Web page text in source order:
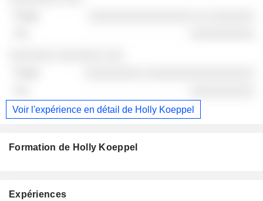
Voir l'expérience en détail de Holly Koeppel
Formation de Holly Koeppel
Expériences